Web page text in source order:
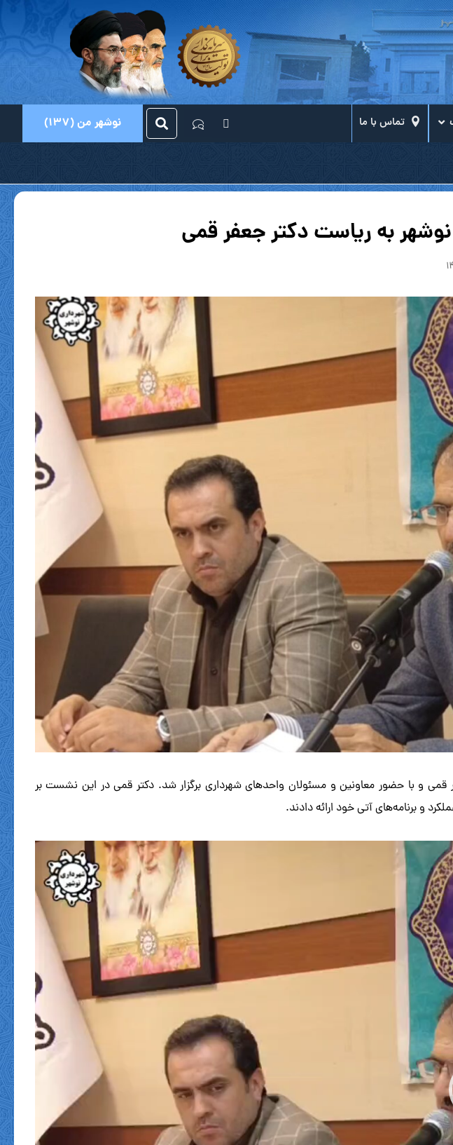
تماس با ما نوشهر من (137)
به ریاست دکتر جعفر قمی
و با حضور معاونین و مسئولان واحدهای شهرداری برگزار شد. دکتر قمی در این نشست بر
و برنامه‌های آتی خود ارائه دادند.